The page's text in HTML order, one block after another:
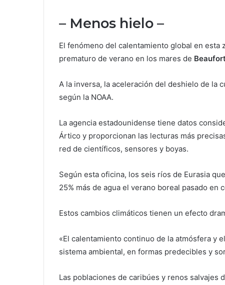
– Menos hielo –
El fenómeno del calentamiento global en
prematuro de verano en los mares de
A la inversa, la aceleración del deshielo de la
según la NOAA.
La agencia estadounidense tiene datos
Ártico y proporcionan las lecturas más
red de científicos, sensores y boyas.
Según esta oficina, los seis ríos de Eurasia
25% más de agua el verano boreal pasado en
Estos cambios climáticos tienen un efecto
«El calentamiento continuo de la atmósfera y
sistema ambiental, en formas predecibles y
Las poblaciones de caribúes y renos salvajes